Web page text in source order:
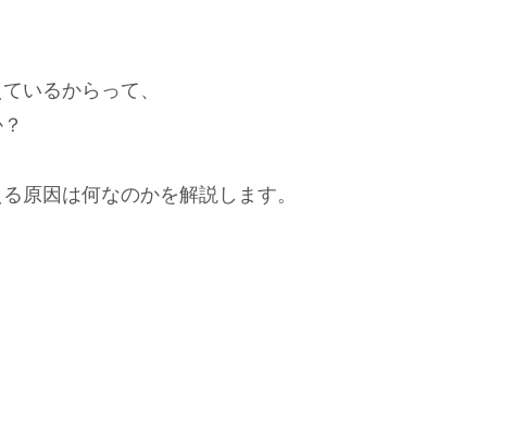
いるからって、
原因は何なのかを解説します。